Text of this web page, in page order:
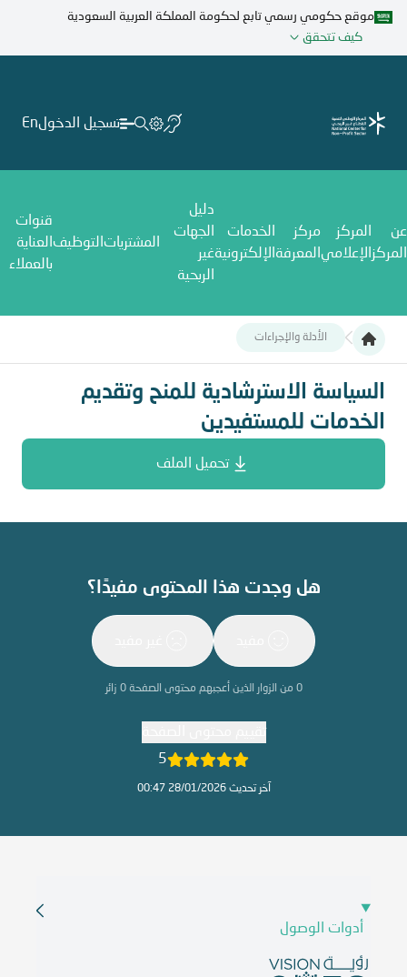
تجاوز
المحتوى
موقع حكومي رسمي تابع لحكومة المملكة العربية السعودية
كيف تتحقق
تسجيل الدخولEn
عن
المركز
المركز
الإعلامي
مركز
المعرفة
الخدمات
الإلكترونية
دليل
الجهات
غير
الربحية
المشتريات التوظيف
قنوات
العناية
بالعملاء
الأدلة والإجراءات
السياسة الاسترشادية للمنح وتقديم الخدمات للمستفيدين
السياسة الاسترشادية للمنح وتقديم
الخدمات للمستفيدين
تحميل الملف
هل وجدت هذا المحتوى مفيدًا؟
0 من الزوار الذين أعجبهم محتوى الصفحة0 زائر
5
آخر تحديث 28/01/2026 00:47
أدوات الوصول